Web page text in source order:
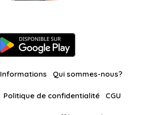
Informations Qui sommes-nous?
Politique de confidentialité CGU